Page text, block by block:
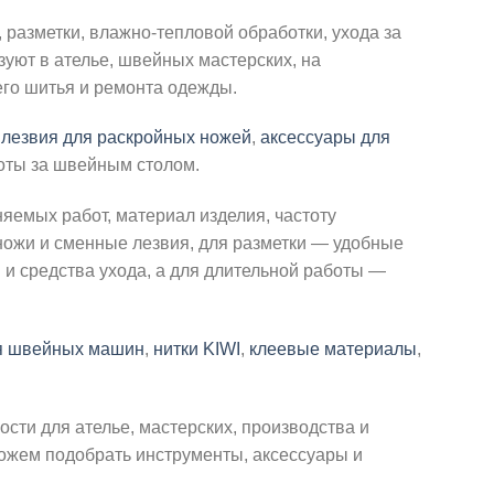
влажно-тепловой обработки, ухода за
в ателье, швейных мастерских, на
шитья и ремонта одежды.
лезвия для раскройных ножей, аксессуары для
за швейным столом.
работ, материал изделия, частоту
и сменные лезвия, для разметки — удобные
средства ухода, а для длительной работы —
швейных машин, нитки KIWI , клеевые материалы,
для ателье, мастерских, производства и
подобрать инструменты, аксессуары и